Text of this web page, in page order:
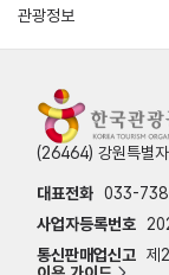
관광정보
(26464) 강원특별
대표전화 033-
사업자등록번호
통신판매업신고 제